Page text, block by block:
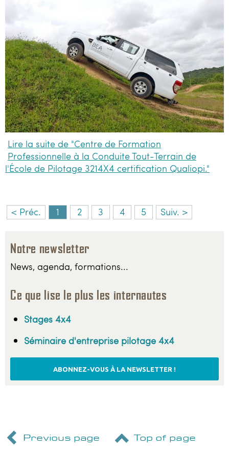
Lire la suite de "Centre de Formation
Professionnelle à la Conduite Tout-Terrain de
l'École de Pilotage 3214X4 certification Qualiopi."
< Préc. 1 2 3 4 5 Suiv. >
Notre newsletter
News, agenda, formations...
Ce que lise le plus les internautes
Stages 4x4
Séminaire d'entreprise pilotage 4x4
ABONNEZ-VOUS À LA NEWSLETTER !
Previous page Top of page